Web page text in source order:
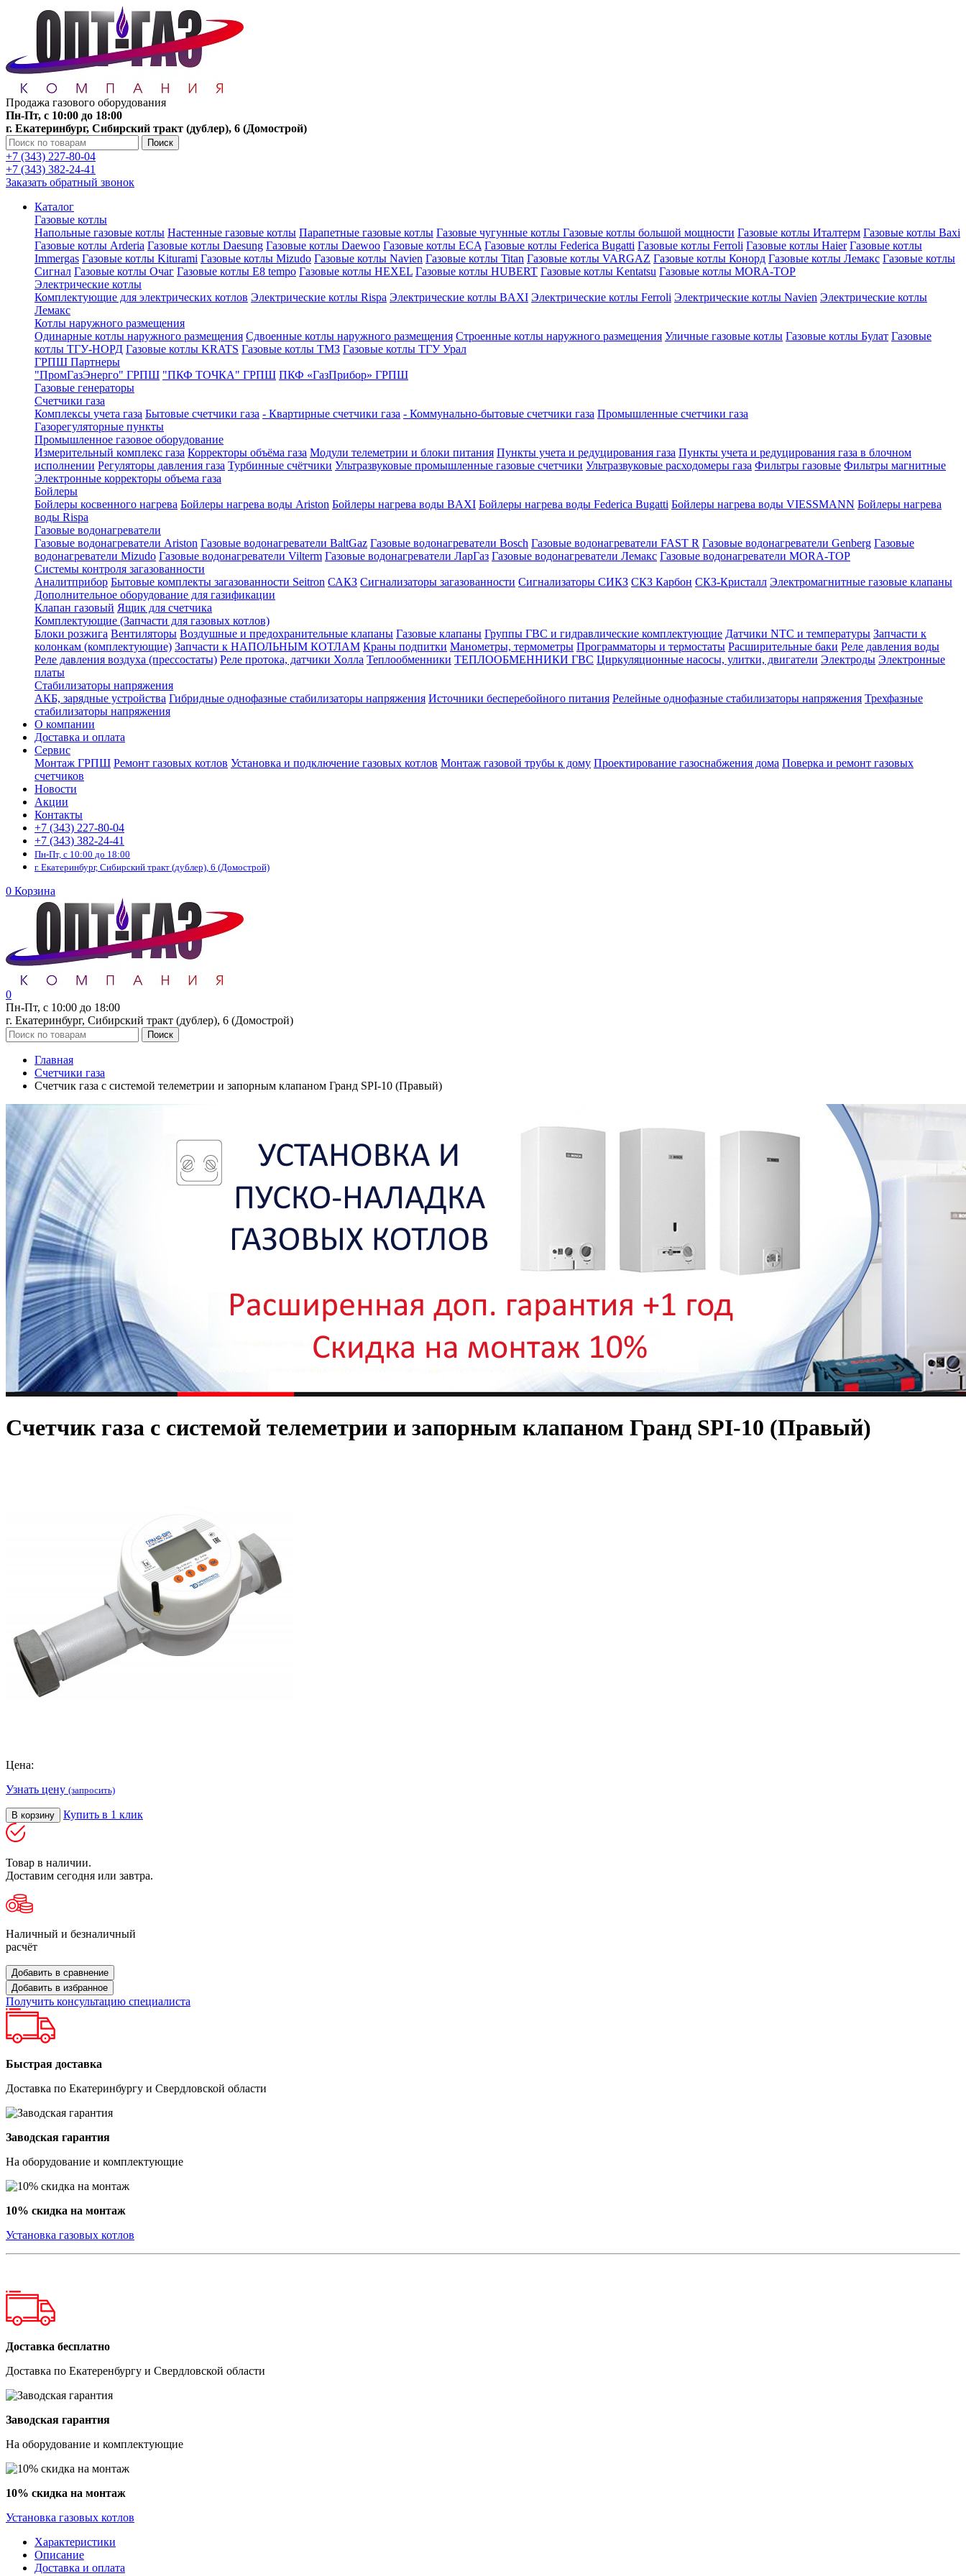
Продажа газового оборудования
Пн-Пт, с 10:00 до 18:00
г. Екатеринбург, Сибирский тракт (дублер), 6 (Домострой)
Поиск
+7 (343) 227-80-04
+7 (343) 382-24-41
Заказать обратный звонок
Каталог
Газовые котлы
Напольные газовые котлы Настенные газовые котлы Парапетные газовые котлы Газовые чугунные котлы Газовые котлы большой мощности Газовые котлы Италтерм Газовые котлы Baxi
Газовые котлы Arderia Газовые котлы Daesung Газовые котлы Daewoo Газовые котлы ECA Газовые котлы Federica Bugatti Газовые котлы Ferroli Газовые котлы Haier Газовые котлы
Immergas Газовые котлы Kiturami Газовые котлы Mizudo Газовые котлы Navien Газовые котлы Titan Газовые котлы VARGAZ Газовые котлы Конорд Газовые котлы Лемакс Газовые котлы
Сигнал Газовые котлы Очаг Газовые котлы E8 tempo Газовые котлы HEXEL Газовые котлы HUBERT Газовые котлы Kentatsu Газовые котлы MORA-TOP
Электрические котлы
Комплектующие для электрических котлов Электрические котлы Rispa Электрические котлы BAXI Электрические котлы Ferroli Электрические котлы Navien Электрические котлы
Лемакс
Котлы наружного размещения
Одинарные котлы наружного размещения Сдвоенные котлы наружного размещения Строенные котлы наружного размещения Уличные газовые котлы Газовые котлы Булат Газовые
котлы ТГУ-НОРД Газовые котлы KRATS Газовые котлы ТМЗ Газовые котлы ТГУ Урал
ГРПШ Партнеры
"ПромГазЭнерго" ГРПШ "ПКФ ТОЧКА" ГРПШ ПКФ «ГазПрибор» ГРПШ
Газовые генераторы
Счетчики газа
Комплексы учета газа Бытовые счетчики газа - Квартирные счетчики газа - Коммунально-бытовые счетчики газа Промышленные счетчики газа
Газорегуляторные пункты
Промышленное газовое оборудование
Измерительный комплекс газа Корректоры объёма газа Модули телеметрии и блоки питания Пункты учета и редуцирования газа Пункты учета и редуцирования газа в блочном
исполнении Регуляторы давления газа Турбинные счётчики Ультразвуковые промышленные газовые счетчики Ультразвуковые расходомеры газа Фильтры газовые Фильтры магнитные
Электронные корректоры объема газа
Бойлеры
Бойлеры косвенного нагрева Бойлеры нагрева воды Ariston Бойлеры нагрева воды BAXI Бойлеры нагрева воды Federica Bugatti Бойлеры нагрева воды VIESSMANN Бойлеры нагрева
воды Rispa
Газовые водонагреватели
Газовые водонагреватели Ariston Газовые водонагреватели BaltGaz Газовые водонагреватели Bosch Газовые водонагреватели FAST R Газовые водонагреватели Genberg Газовые
водонагреватели Mizudo Газовые водонагреватели Vilterm Газовые водонагреватели ЛарГаз Газовые водонагреватели Лемакс Газовые водонагреватели MORA-TOP
Системы контроля загазованности
Аналитприбор Бытовые комплекты загазованности Seitron САКЗ Сигнализаторы загазованности Сигнализаторы СИКЗ СКЗ Карбон СКЗ-Кристалл Электромагнитные газовые клапаны
Дополнительное оборудование для газификации
Клапан газовый Ящик для счетчика
Комплектующие (Запчасти для газовых котлов)
Блоки розжига Вентиляторы Воздушные и предохранительные клапаны Газовые клапаны Группы ГВС и гидравлические комплектующие Датчики NTC и температуры Запчасти к
колонкам (комплектующие) Запчасти к НАПОЛЬНЫМ КОТЛАМ Краны подпитки Манометры, термометры Программаторы и термостаты Расширительные баки Реле давления воды
Реле давления воздуха (прессостаты) Реле протока, датчики Холла Теплообменники ТЕПЛООБМЕННИКИ ГВС Циркуляционные насосы, улитки, двигатели Электроды Электронные
платы
Стабилизаторы напряжения
АКБ, зарядные устройства Гибридные однофазные стабилизаторы напряжения Источники бесперебойного питания Релейные однофазные стабилизаторы напряжения Трехфазные
стабилизаторы напряжения
О компании
Доставка и оплата
Сервис
Монтаж ГРПШ Ремонт газовых котлов Установка и подключение газовых котлов Монтаж газовой трубы к дому Проектирование газоснабжения дома Поверка и ремонт газовых
счетчиков
Новости
Акции
Контакты
+7 (343) 227-80-04
+7 (343) 382-24-41
Пн-Пт, с 10:00 до 18:00
г. Екатеринбург, Сибирский тракт (дублер), 6 (Домострой)
0 Корзина
0
Пн-Пт, с 10:00 до 18:00
г. Екатеринбург, Сибирский тракт (дублер), 6 (Домострой)
Поиск
Главная
Счетчики газа
Счетчик газа с системой телеметрии и запорным клапаном Гранд SPI-10 (Правый)
Счетчик газа с системой телеметрии и запорным клапаном Гранд SPI-10 (Правый)
Цена:
Узнать цену (запросить)
В корзину Купить в 1 клик
Товар в наличии.
Доставим сегодня или завтра.
Наличный и безналичный
расчёт
Добавить в сравнение
Добавить в избранное
Получить консультацию специалиста
Быстрая доставка
Доставка по Екатеринбургу и Свердловской области
Заводская гарантия
На оборудование и комплектующие
10% скидка на монтаж
Установка газовых котлов
Доставка бесплатно
Доставка по Екатеренбургу и Свердловской области
Заводская гарантия
На оборудование и комплектующие
10% скидка на монтаж
Установка газовых котлов
Характеристики
Описание
Доставка и оплата